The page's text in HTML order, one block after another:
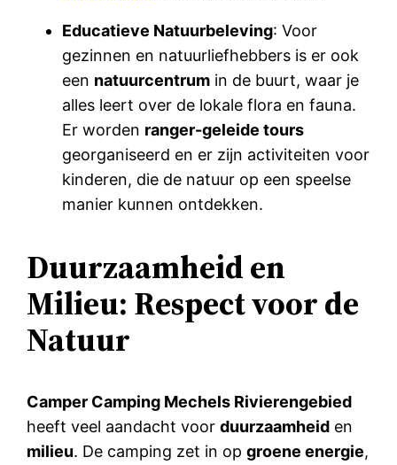
Educatieve Natuurbeleving: Voor
gezinnen en natuurliefhebbers is er ook
een natuurcentrum in de buurt, waar je
alles leert over de lokale flora en fauna.
Er worden ranger-geleide tours
georganiseerd en er zijn activiteiten voor
kinderen, die de natuur op een speelse
manier kunnen ontdekken.
Duurzaamheid en
Milieu: Respect voor de
Natuur
Camper Camping Mechels Rivierengebied
heeft veel aandacht voorduurzaamheid en
milieu. De camping zet in opgroene energie,